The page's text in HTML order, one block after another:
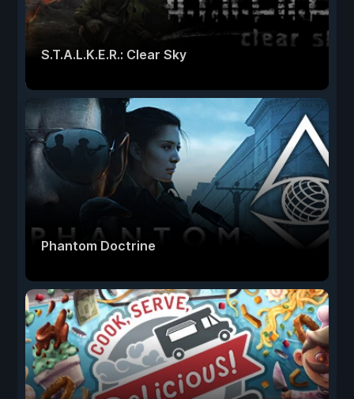
S.T.A.L.K.E.R.: Clear Sky
Phantom Doctrine